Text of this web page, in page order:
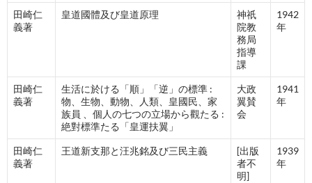
田崎仁
義著
皇道國體及び皇道原理
神祇
院教
務局
指導
課
1942
年
田崎仁
義著
生活に於ける「順」「逆」の標準 :
物、生物、動物、人類、皇國民、家
族員 、個人の七つの立場から觀たる :
絶對標準たる「皇運扶翼」
大政
翼賛
会
1941
年
田崎仁
義著
王道新支那と汪兆銘及び三民主義
[出版
者不
明]
1939
年